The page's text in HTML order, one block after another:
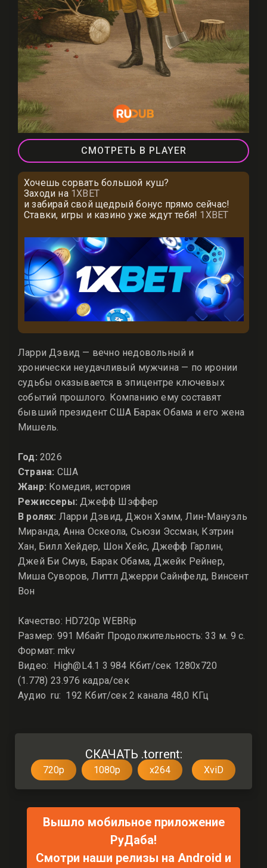
СМОТРЕТЬ В PLAYER
Хочешь сорвать большой куш?
Заходи на 1XBET
и забирай свой щедрый бонус прямо сейчас!
Ставки, игры и казино уже ждут тебя! 1XBET
Ларри Дэвид — вечно недовольный и
хронически неудачливый мужчина — по иронии
судьбы оказывается в эпицентре ключевых
событий прошлого. Компанию ему составят
бывший президент США Барак Обама и его жена
Мишель.
Год: 2026
Страна: США
Жанр: Комедия, история
Режиссеры:Джефф Шэффер
В ролях: Ларри Дэвид, Джон Хэмм, Лин-Мануэль
Миранда, Анна Оскеола, Сьюзи Эссман, Кэтрин
Хан, Билл Хейдер, Шон Хейс, Джефф Гарлин,
Джей Би Смув, Барак Обама, Джейк Рейнер,
Миша Суворов, Литтл Джерри Сайнфелд, Винсент
Вон
Качество: HD720p WEBRip
Размер: 991 Мбайт Продолжительность: 33 м. 9 с.
Формат: mkv
Видео: High@L4.1 3 984 Кбит/сек 1280x720
(1.778) 23.976 кадра/сек
Аудио ru: 192 Кбит/сек 2 канала 48,0 КГц
СКАЧАТЬ .torrent:
720p 1080p x264 XviD
Вышло мобильное приложение
РуДаба!
Смотри наши релизы на Android и